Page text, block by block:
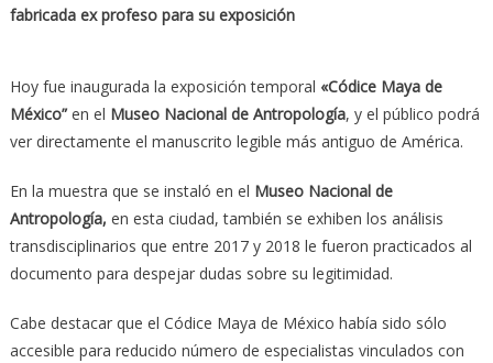
fabricada ex profeso para su exposición
Hoy fue inaugurada la exposición temporal «Códice Maya de
México”en el Museo Nacional de Antropología, y el público podrá
ver directamente el manuscrito legible más antiguo de América.
En la muestra que se instaló en el Museo Nacional de
Antropología, en esta ciudad, también se exhiben los análisis
transdisciplinarios que entre 2017 y 2018 le fueron practicados al
documento para despejar dudas sobre su legitimidad.
Cabe destacar que el Códice Maya de México había sido sólo
accesible para reducido número de especialistas vinculados con